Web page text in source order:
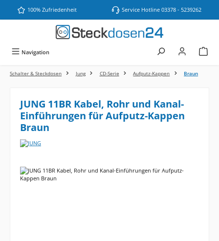
Zum Hauptinhalt springen
100% Zufriedenheit Service Hotline 03378 - 5239262
Navigation
Schalter & Steckdosen Jung CD-Serie Aufputz-Kappen Braun
JUNG 11BR Kabel, Rohr und Kanal-
Einführungen für Aufputz-Kappen
Braun
Bildergalerie überspringen